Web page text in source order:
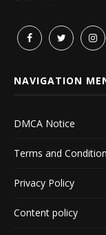
NAVIGATION
DMCA Notice
Terms and
Privacy Policy
Content policy